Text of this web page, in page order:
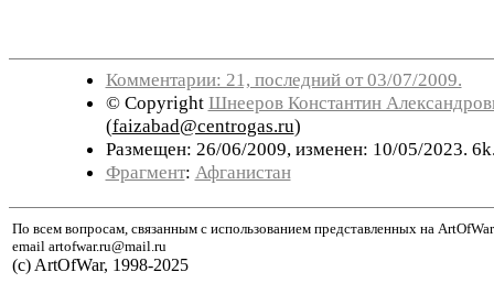
Комментарии: 21, последний от 03/07/2009.
© Copyright Шнееров Константин
(faizabad@centrogas.ru)
Размещен: 26/06/2009, изменен: 10/05/2023.
Фрагмент: Афганистан
По всем вопросам, связанным с использованием представленных на
email artofwar.ru@mail.ru
(с) ArtOfWar, 1998-2025